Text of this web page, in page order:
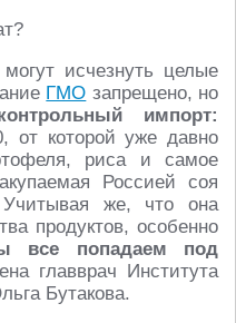
исчезнуть целые
ГМО запрещено, но
импорт:
от которой уже давно
риса и самое
Россией соя
Учитывая же, что она
продуктов, особенно
все попадаем под
главврач Института
Бутакова.